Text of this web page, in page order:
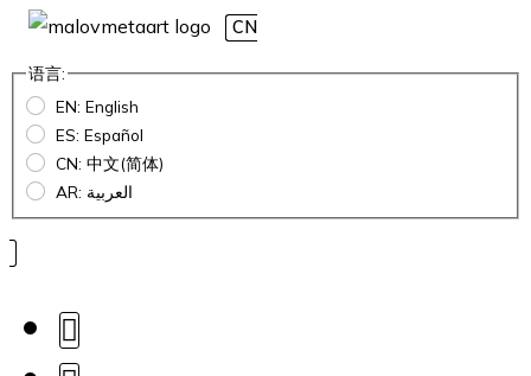
CN
语言:
EN: English
ES: Español
CN: 中文(简体)
AR: العربية